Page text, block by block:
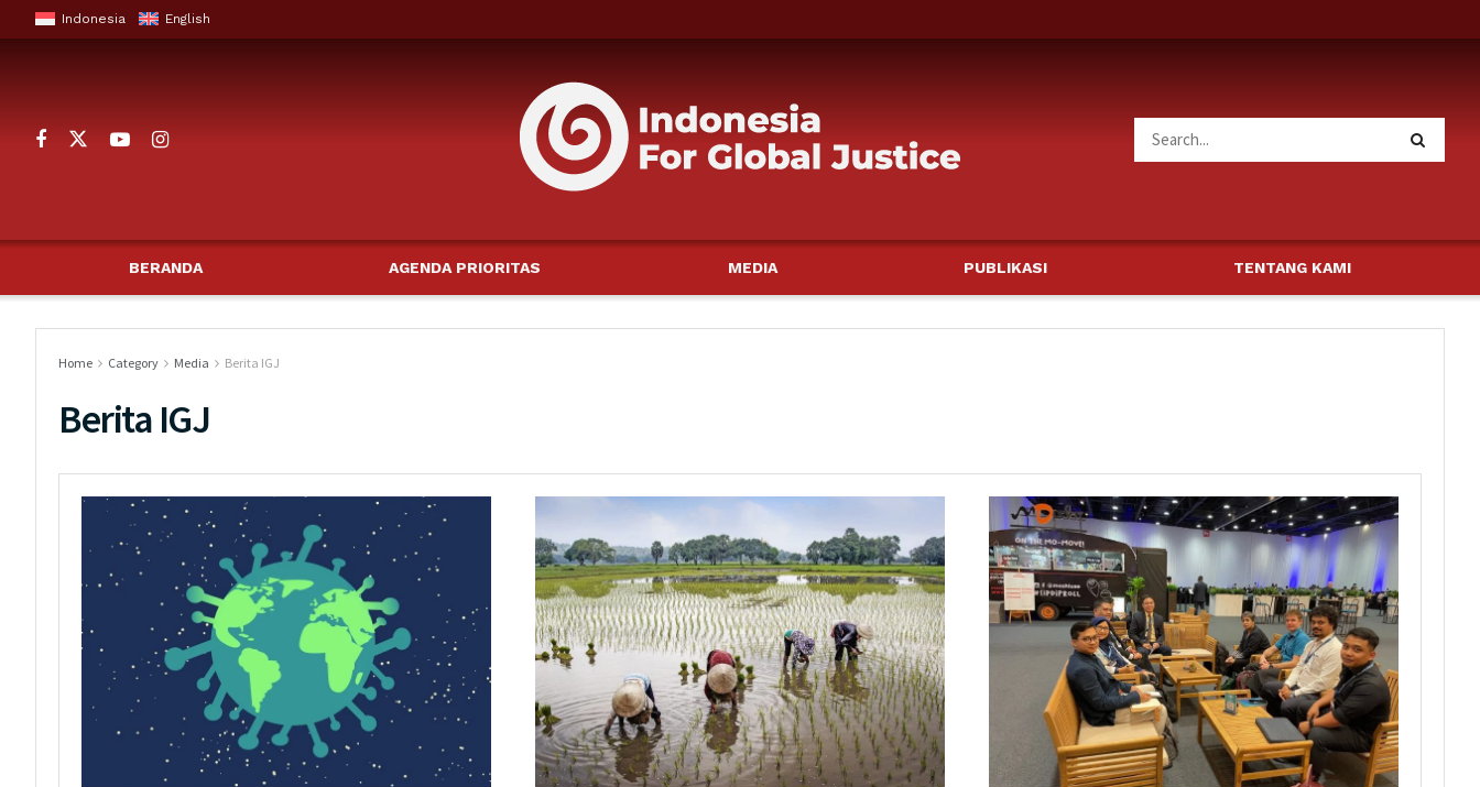
Indonesia English
BERANDA AGENDA PRIORITAS MEDIA PUBLIKASI TENTANG KAMI
Home Category Media Berita IGJ
Berita IGJ